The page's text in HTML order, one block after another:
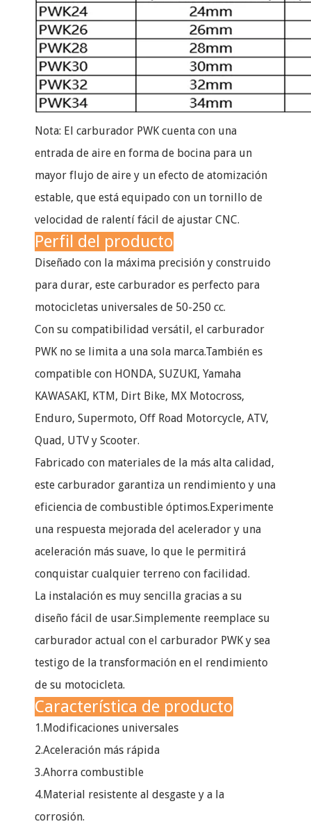
Nota: El carburador PWK cuenta con una
entrada de aire en forma de bocina para un
mayor flujo de aire y un efecto de atomización
estable, que está equipado con un tornillo de
velocidad de ralentí fácil de ajustar CNC.
Perfil del producto
Diseñado con la máxima precisión y construido
para durar, este carburador es perfecto para
motocicletas universales de 50-250 cc.
Con su compatibilidad versátil, el carburador
PWK no se limita a una sola marca.También es
compatible con HONDA, SUZUKI, Yamaha
KAWASAKI, KTM, Dirt Bike, MX Motocross,
Enduro, Supermoto, Off Road Motorcycle, ATV,
Quad, UTV y Scooter.
Fabricado con materiales de la más alta calidad,
este carburador garantiza un rendimiento y una
eficiencia de combustible óptimos.Experimente
una respuesta mejorada del acelerador y una
aceleración más suave, lo que le permitirá
conquistar cualquier terreno con facilidad.
La instalación es muy sencilla gracias a su
diseño fácil de usar.Simplemente reemplace su
carburador actual con el carburador PWK y sea
testigo de la transformación en el rendimiento
de su motocicleta.
Característica de producto
1.Modificaciones universales
2.Aceleración más rápida
3.Ahorra combustible
4.Material resistente al desgaste y a la
corrosión.